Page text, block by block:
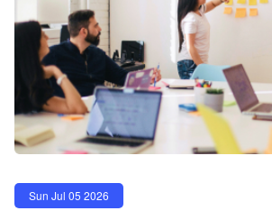
Sun Jul 05 2026